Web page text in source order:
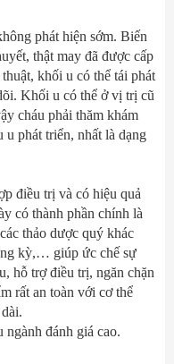
phát hiện sớm. Biến
thật may đã được cấp
khối u có thể tái phát
Khối u có thể ở vị trị cũ
cháu phải thăm khám
u phát triển, nhất là dạng
điều trị và có hiệu quả
có thành phần chính là
thảo dược quý khác
kỳ,… giúp ức chế sự
hỗ trợ điều trị, ngăn chặn
rất an toàn với cơ thể
ngành đánh giá cao.